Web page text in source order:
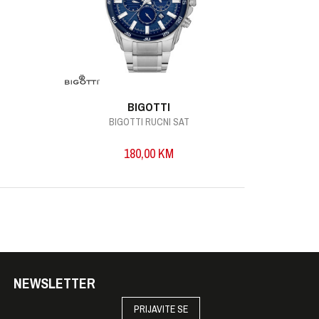
BIGOTTI
BIGOTTI RUCNI SAT
180,00 KM
NEWSLETTER
PRIJAVITE SE